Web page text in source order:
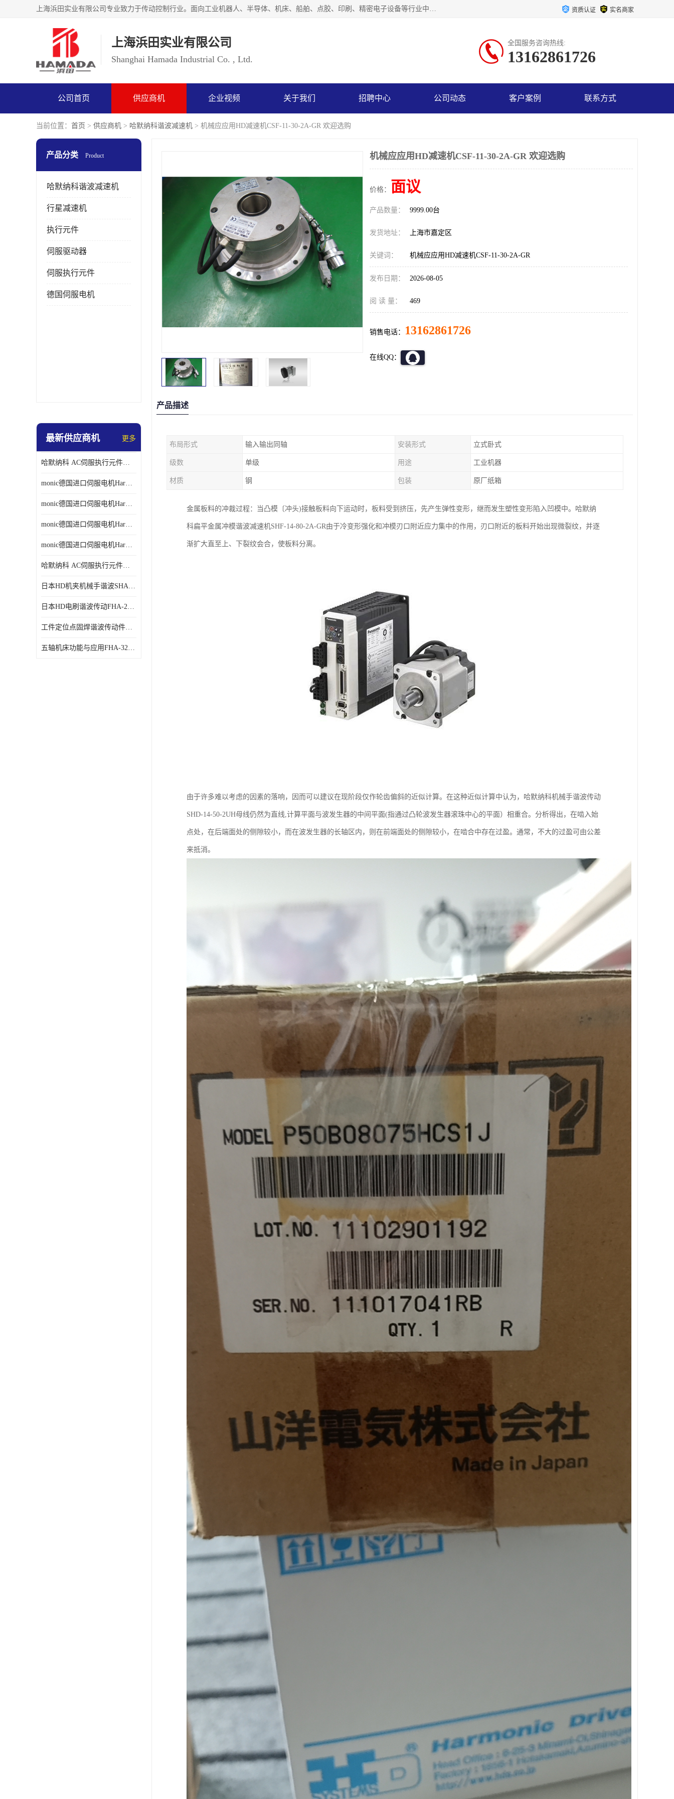
上海浜田实业有限公司专业致力于传动控制行业。面向工业机器人、半导体、机床、船舶、点胶、印刷、精密电子设备等行业中的运动控制技术。为日本哈默纳科（HarmonicDrive简称HD）中国地区定代理商，其生产的HarmonicDrive谐波减速机，具有轻量、小型、传动效率高、减速范围广、精度高等特点，被广泛应用于各种传动系统中。完善的技术，完善的售后，让您的选择无后顾之忧，欢迎您的来电洽谈！ 资质认证 实名商家
上海浜田实业有限公司
Shanghai Hamada Industrial Co. , Ltd.
全国服务咨询热线:
13162861726
公司首页 供应商机 企业视频 关于我们 招聘中心 公司动态 客户案例 联系方式
当前位置： 首页 > 供应商机 > 哈默纳科谐波减速机 > 机械应应用HD减速机CSF-11-30-2A-GR 欢迎选购
产品分类 Product
哈默纳科谐波减速机
行星减速机
执行元件
伺服驱动器
伺服执行元件
德国伺服电机
最新供应商机 更多
哈默纳科 AC伺服执行元件扁平型SHA系列 议价
monic德国进口伺服电机Har中国总代理单价
monic德国进口伺服电机Har中国总代理代理
monic德国进口伺服电机Har中国总代理公司
monic德国进口伺服电机Har中国总代理供应
哈默纳科 AC伺服执行元件扁平型SHA系列
日本HD机夹机械手谐波SHA32A120CG-B12B
日本HD电刷谐波传动FHA-25C-50-E250-C
工件定位点固焊谐波传动件哈默纳科CSF-45-100-2UH
五轴机床功能与应用FHA-32C-50-US250
机械应应用HD减速机CSF-11-30-2A-GR 欢迎选购
价格： 面议
产品数量： 9999.00台
发货地址： 上海市嘉定区
关键词： 机械应应用HD减速机CSF-11-30-2A-GR
发布日期： 2026-08-05
阅 读 量： 469
销售电话： 13162861726
在线QQ：
产品描述
布局形式 输入输出同轴 安装形式 立式卧式
级数 单级 用途 工业机器
材质 钢 包装 原厂纸箱
金属板料的冲裁过程：当凸模〔冲头)接触板料向下运动时，板料受到挤压，先产生弹性变形，继而发生塑性变形陷入凹模中。哈默纳
科扁平金属冲模谐波减速机SHF-14-80-2A-GR由于冷变形强化和冲模刃口附近应力集中的作用，刃口附近的板料开始出现微裂纹，并逐
渐扩大直至上、下裂纹会合，使板料分离。
由于许多难以考虑的因素的落响，因而可以建议在现阶段仅作轮齿偏斜的近似计算。在这种近似计算中认为，哈默纳科机械手谐波传动
SHD-14-50-2UH母线仍然为直线,计算平面与波发生器的中间平面(指通过凸轮波发生器滚珠中心的平面）相重合。分析得出，在啮入始
点处，在后端面处的侧隙较小，而在波发生器的长轴区内，则在前端面处的侧隙较小，在啮合中存在过盈。通常，不大的过盈可由公差
来抵消。